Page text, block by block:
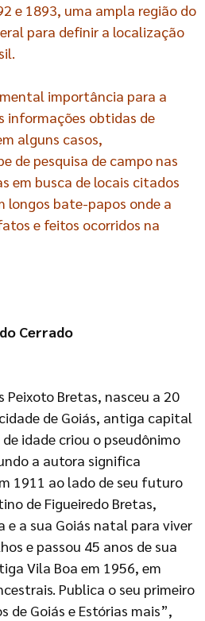
e 1893, uma ampla região do
para definir a localização
importância para a
informações obtidas de
alguns casos,
de pesquisa de campo nas
em busca de locais citados
longos bate-papos onde a
e feitos ocorridos na
Cerrado
Peixoto Bretas, nasceu a 20
de Goiás, antiga capital
idade criou o pseudônimo
a autora significa
1911 ao lado de seu futuro
de Figueiredo Bretas,
a sua Goiás natal para viver
e passou 45 anos de sua
Vila Boa em 1956, em
Publica o seu primeiro
de Goiás e Estórias mais”,